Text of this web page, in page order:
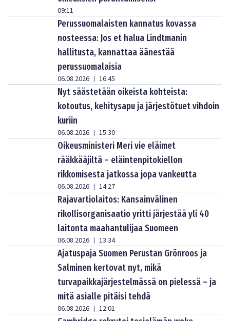
09:11
Perussuomalaisten kannatus kovassa
nosteessa: Jos et halua Lindtmanin
hallitusta, kannattaa äänestää
perussuomalaisia
06.08.2026 | 16:45
Nyt säästetään oikeista kohteista:
kotoutus, kehitysapu ja järjestötuet vihdoin
kuriin
06.08.2026 | 15:30
Oikeusministeri Meri vie eläimet
rääkkääjiltä – eläintenpitokiellon
rikkomisesta jatkossa jopa vankeutta
06.08.2026 | 14:27
Rajavartiolaitos: Kansainvälinen
rikollisorganisaatio yritti järjestää yli 40
laitonta maahantulijaa Suomeen
06.08.2026 | 13:34
Ajatuspaja Suomen Perustan Grönroos ja
Salminen kertovat nyt, mikä
turvapaikkajärjestelmässä on pielessä – ja
mitä asialle pitäisi tehdä
06.08.2026 | 12:01